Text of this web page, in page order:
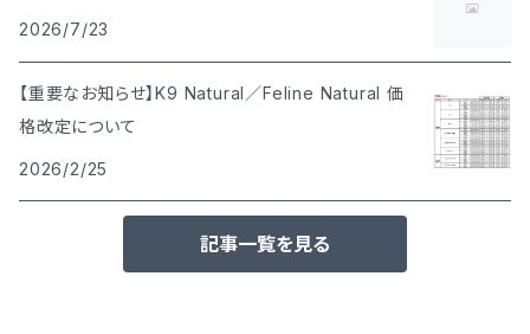
2026/7/23
【重要なお知らせ】K9 Natural／Feline Natural 価
格改定について
2026/2/25
記事一覧を見る